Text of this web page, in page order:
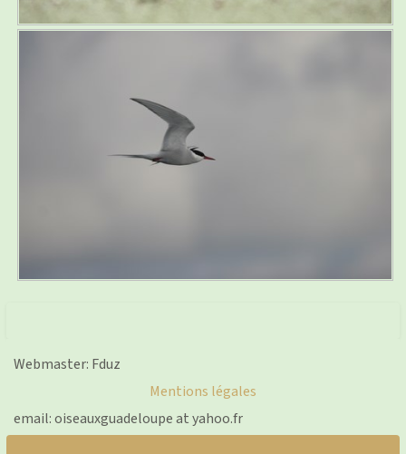
Webmaster: Fduz
Mentions légales
email: oiseauxguadeloupe at yahoo.fr